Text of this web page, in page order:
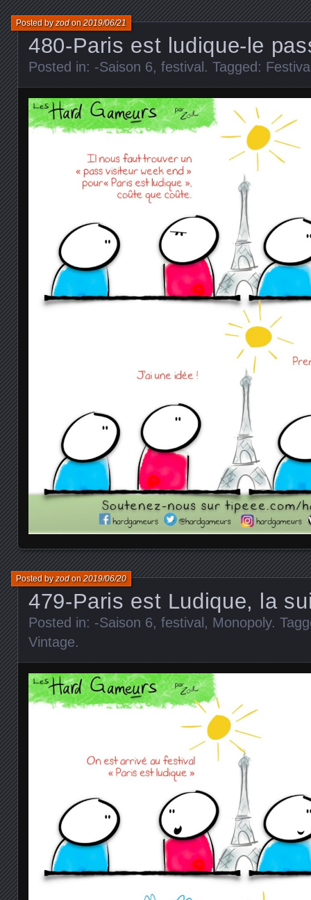
480-Paris est ludique-le
Posted byzodon2019/06/21
Posted in: -Saison 6, festival. Tagged:
479-Paris est Ludique, la
Posted byzodon2019/06/20
Posted in: -Saison 6, festival, Monopoly.
Vintage.